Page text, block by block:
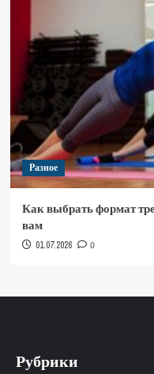
Разное
Как выбрать формат
вам
01.07.2026 0
Рубрики